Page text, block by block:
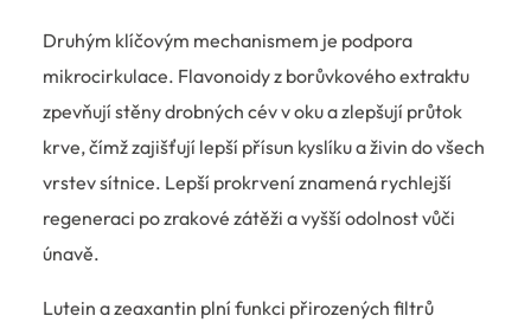
Druhým klíčovým mechanismem je podpora
mikrocirkulace. Flavonoidy z borůvkového extraktu
zpevňují stěny drobných cév v oku a zlepšují průtok
krve, čímž zajišťují lepší přísun kyslíku a živin do všech
vrstev sítnice. Lepší prokrvení znamená rychlejší
regeneraci po zrakové zátěži a vyšší odolnost vůči
únavě.
Lutein a zeaxantin plní funkci přirozených filtrů